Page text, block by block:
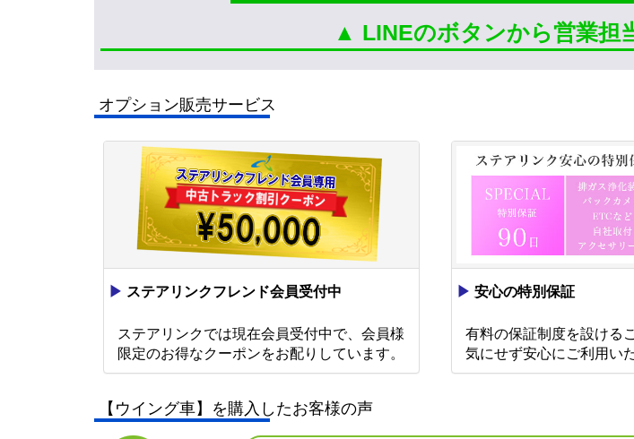
▲ LINEのボタンから営業担
オプション販売サービス
▶ ステアリンクフレンド会員受付中
ステアリンクでは現在会員受付中で、会員様
限定のお得なクーポンをお配りしています。
▶ 安心の特別保証
有料の保証制度を設ける
気にせず安心にご利用い
【ウイング車】を購入したお客様の声